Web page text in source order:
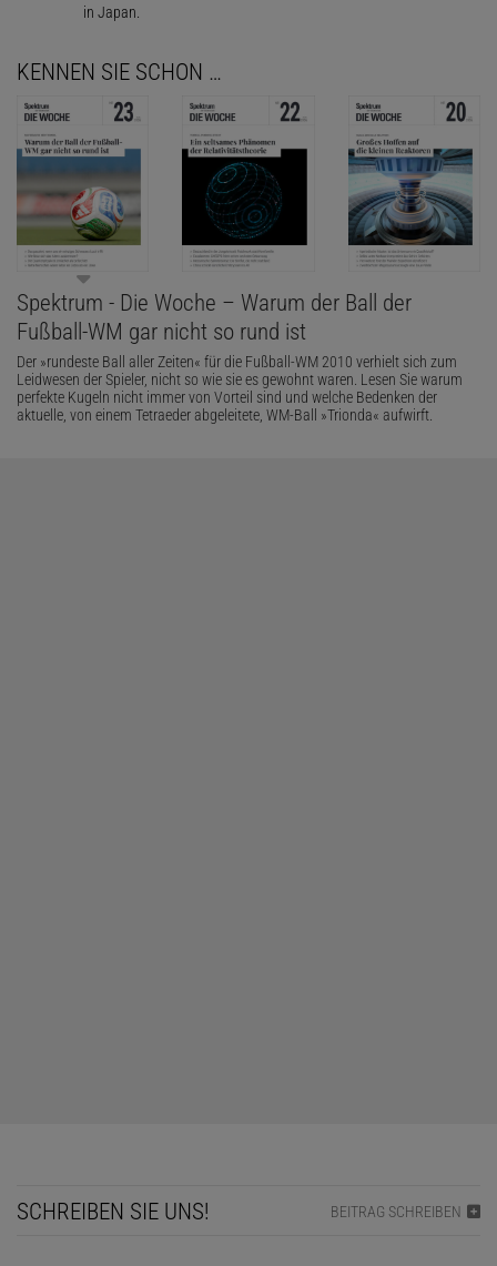
in Japan.
KENNEN SIE SCHON …
Spektrum - Die Woche – Warum der Ball der
Fußball-WM gar nicht so rund ist
Der »rundeste Ball aller Zeiten« für die Fußball-WM 2010 verhielt sich zum
Leidwesen der Spieler, nicht so wie sie es gewohnt waren. Lesen Sie warum
perfekte Kugeln nicht immer von Vorteil sind und welche Bedenken der
aktuelle, von einem Tetraeder abgeleitete, WM-Ball »Trionda« aufwirft.
SCHREIBEN SIE UNS! BEITRAG SCHREIBEN